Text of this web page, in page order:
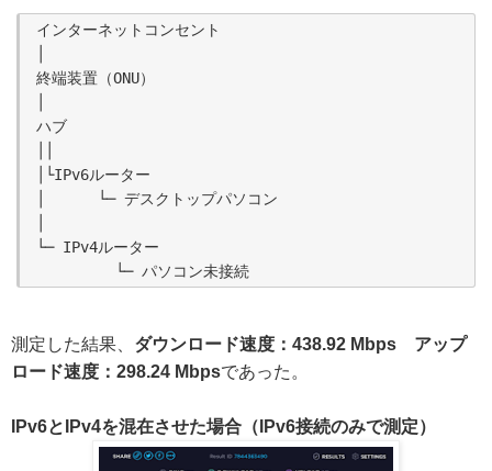
インターネットコンセント
終端装置（ONU）
ハブ
│└IPv6ルーター
│      └─ デスクトップパソコン
└─ IPv4ルーター
測定した結果、 ダウンロード速度：438.92 Mbps アップ
ロード速度：298.24 Mbpsであった。
IPv6とIPv4を混在させた場合（IPv6接続のみで測定）